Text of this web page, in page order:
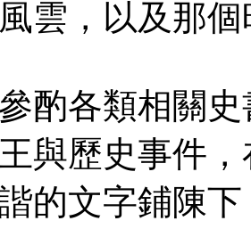
雲，以及那
酌各類相關史
與歷史事件
的文字鋪陳